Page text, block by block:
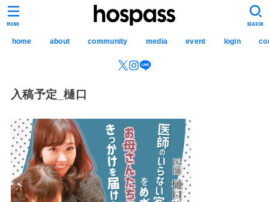
hospass media
home about community media event login
SEARCH
MENU
入稿予定_樋口